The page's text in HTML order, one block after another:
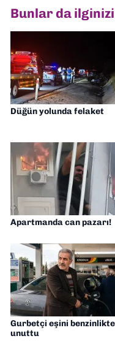
Bunlar da
Düğün yolunda felaket
Apartmanda can pazarı!
Gurbetçi eşini benzinlikte
unuttu